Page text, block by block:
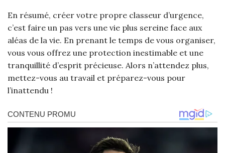
En résumé, créer votre propre classeur d’urgence,
c’est faire un pas vers une vie plus sereine face aux
aléas de la vie. En prenant le temps de vous organiser,
vous vous offrez une protection inestimable et une
tranquillité d’esprit précieuse. Alors n’attendez plus,
mettez-vous au travail et préparez-vous pour
l’inattendu !